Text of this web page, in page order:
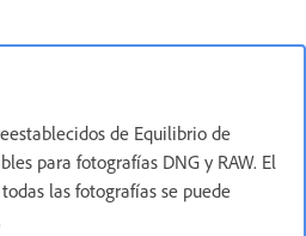
de Equilibrio de
para fotografías DNG y RAW. El
las fotografías se puede